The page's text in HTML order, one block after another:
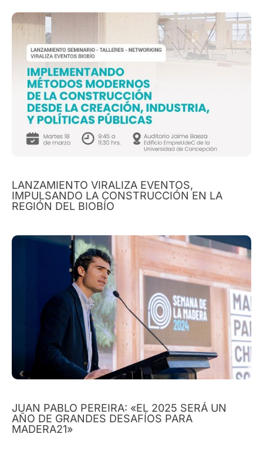
LANZAMIENTO VIRALIZA EVENTOS,
IMPULSANDO LA CONSTRUCCIÓN EN LA
REGIÓN DEL BIOBÍO
JUAN PABLO PEREIRA: «EL 2025 SERÁ UN
AÑO DE GRANDES DESAFÍOS PARA
MADERA21»